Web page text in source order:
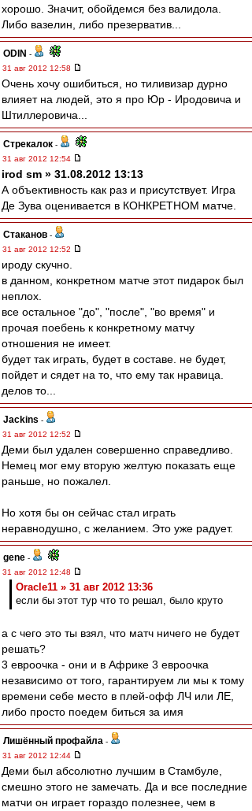
хорошо. Значит, обойдемся без валидола.
Либо вазелин, либо презерватив...
ODIN -
31 авг 2012 12:58
Очень хочу ошибиться, но тиливизар дурно
влияет на людей, это я про Юр - Иродовича и
Штиллеровича...
Стрекалок -
31 авг 2012 12:54
irod sm » 31.08.2012 13:13
А объективность как раз и присутствует. Игра
Де Зува оценивается в КОНКРЕТНОМ матче.
Cтаканов -
31 авг 2012 12:52
ироду скучно.
в данном, конкретном матче этот пидарок был
неплох.
все остальное "до", "после", "во время" и
прочая поебень к конкретному матчу
отношения не имеет.
будет так играть, будет в составе. не будет,
пойдет и сядет на то, что ему так нравица.
делов то...
Jackins -
31 авг 2012 12:52
Деми был удален совершенно справедливо.
Немец мог ему вторую желтую показать еще
раньше, но пожалел.
Но хотя бы он сейчас стал играть
неравнодушно, с желанием. Это уже радует.
gene -
31 авг 2012 12:48
Oracle11 » 31 авг 2012 13:36
если бы этот тур что то решал, было круто
а с чего это ты взял, что матч ничего не будет
решать?
3 евроочка - они и в Африке 3 евроочка
независимо от того, гарантируем ли мы к тому
времени себе место в плей-офф ЛЧ или ЛЕ,
либо просто поедем биться за имя
Лишённый профайла -
31 авг 2012 12:44
Деми был абсолютно лучшим в Стамбуле,
смешно этого не замечать. Да и все последние
матчи он играет гораздо полезнее, чем в